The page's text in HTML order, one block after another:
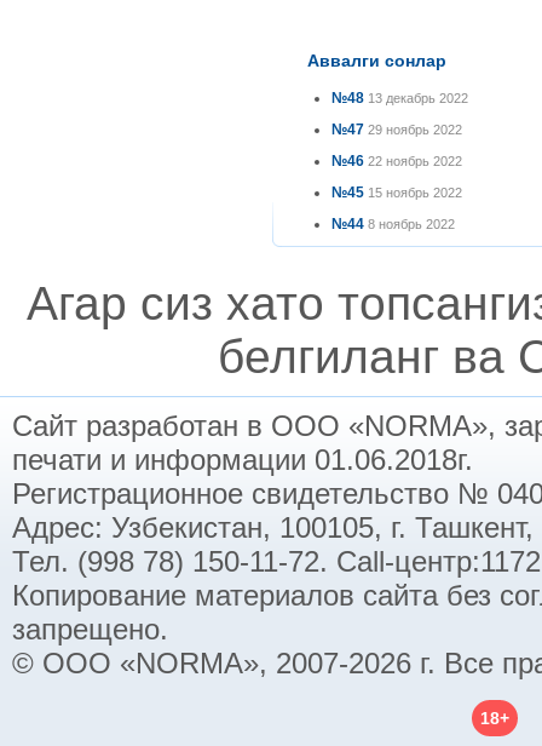
Аввалги сонлар
№48 13 декабрь 2022
№47 29 ноябрь 2022
№46 22 ноябрь 2022
№45 15 ноябрь 2022
№44 8 ноябрь 2022
Агар сиз хато
белгиланг ва
Сайт разработан в ООО «NORMA»,
печати и информации 01.06.2018г.
Регистрационное свидетельство №
Адрес: Узбекистан, 100105, г.
Тел. (998 78) 150-11-72. Call-
Копирование материалов сайта без
запрещено.
© ООО «NORMA», 2007-2026 г. Все
18+